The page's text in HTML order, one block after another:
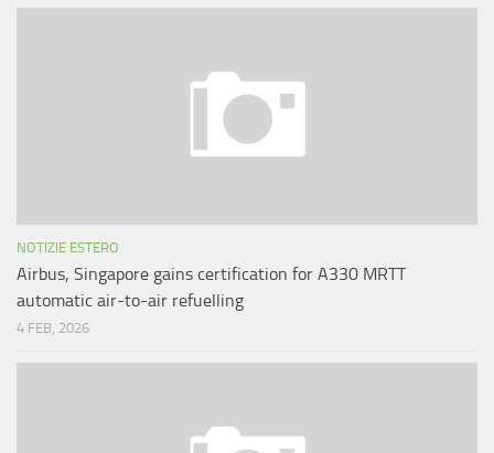
NOTIZIE ESTERO
Airbus, Singapore gains certification for A330 MRTT
automatic air-to-air refuelling
4 FEB, 2026